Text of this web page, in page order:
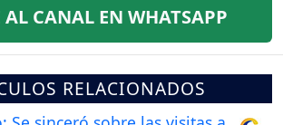
AL CANAL EN WHATSAPP
RELACIONADOS